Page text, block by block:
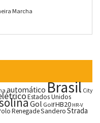
Marcha
automáticoBrasil City
Estados Unidos
Gol GolfHB20 HR-V
RenegadeSanderoStrada